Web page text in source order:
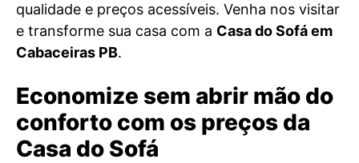
qualidade e preços acessíveis. Venha nos visitar
e transforme sua casa com a Casa do Sofá em
Cabaceiras PB.
Economize sem abrir mão do
conforto com os preços da
Casa do Sofá